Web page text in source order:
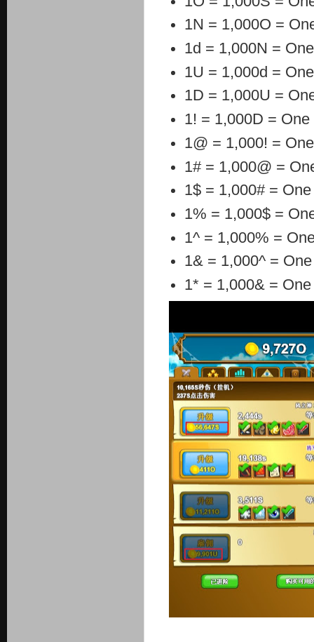
1N = 1,000O =
1d = 1,000N =
1U = 1,000d =
1D = 1,000U =
1! = 1,000D = One
1@ = 1,000! =
1# = 1,000@ =
1$ = 1,000# =
1% = 1,000$ =
1^ = 1,000% =
1& = 1,000^ =
1* = 1,000& =